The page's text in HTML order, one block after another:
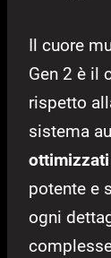
Il cuore
Gen 2 è il
rispetto
sistema
potente e
ogni